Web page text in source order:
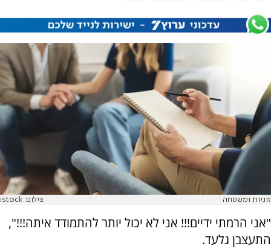
זוגיות ומשפחה צילום: istock
"אני הרמתי ידיים!!! אני לא יכול יותר להתמודד איתה!!!",
התעצבן גלעד.